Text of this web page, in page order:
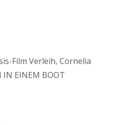
Film Verleih, Cornelia
IN EINEM BOOT